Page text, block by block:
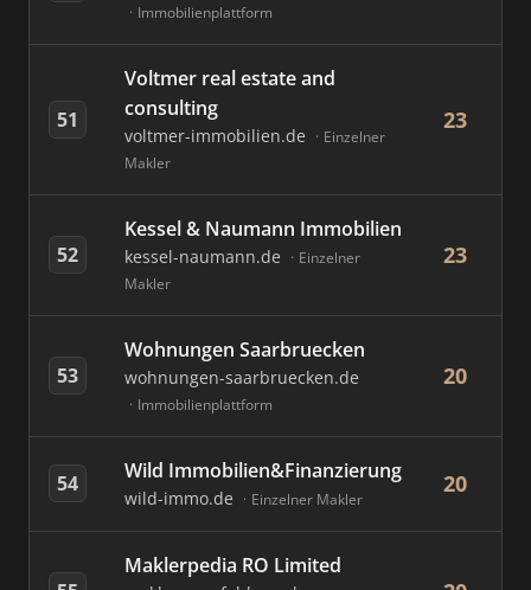
Immobilienplattform
51
Voltmer real estate and
consulting
voltmer-immobilien.de
Einzelner
Makler
23
52
Kessel & Naumann Immobilien
kessel-naumann.de
Einzelner
Makler
23
53
Wohnungen Saarbruecken
wohnungen-saarbruecken.de
Immobilienplattform
20
54 Wild Immobilien&Finanzierung
wild-immo.de Einzelner Makler
20
Maklerpedia RO Limited